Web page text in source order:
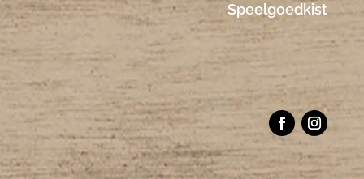
Speelgoedkist